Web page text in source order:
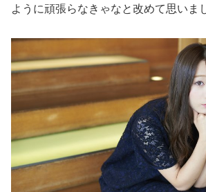
ように頑張らなきゃなと改めて思いま